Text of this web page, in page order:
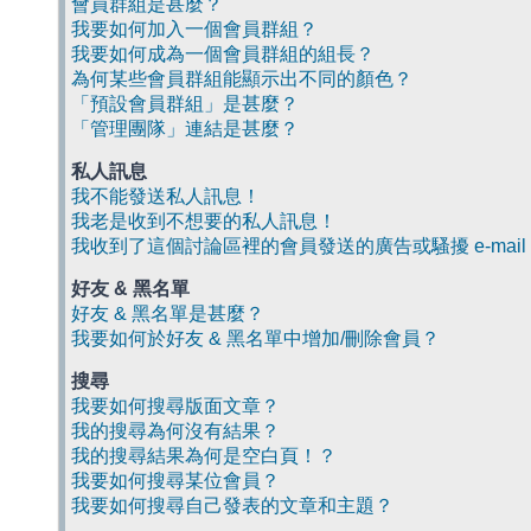
會員群組是甚麼？
我要如何加入一個會員群組？
我要如何成為一個會員群組的組長？
為何某些會員群組能顯示出不同的顏色？
「預設會員群組」是甚麼？
「管理團隊」連結是甚麼？
私人訊息
我不能發送私人訊息！
我老是收到不想要的私人訊息！
我收到了這個討論區裡的會員發送的廣告或騷擾 e-mail
好友 & 黑名單
好友 & 黑名單是甚麼？
我要如何於好友 & 黑名單中增加/刪除會員？
搜尋
我要如何搜尋版面文章？
我的搜尋為何沒有結果？
我的搜尋結果為何是空白頁！？
我要如何搜尋某位會員？
我要如何搜尋自己發表的文章和主題？